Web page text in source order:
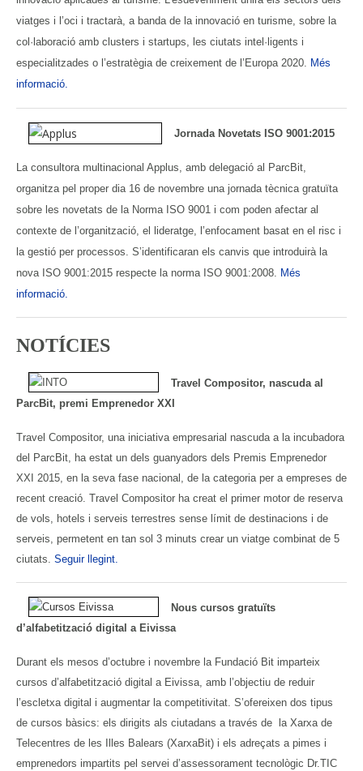
viatges i l’oci i tractarà, a banda de la innovació en turisme, sobre la
col·laboració amb clusters i startups, les ciutats intel·ligents i
especialitzades o l’estratègia de creixement de l’Europa 2020. Més
informació.
Jornada Novetats ISO 9001:2015
La consultora multinacional Applus, amb delegació al ParcBit,
organitza pel proper dia 16 de novembre una jornada tècnica gratuïta
sobre les novetats de la Norma ISO 9001 i com poden afectar al
contexte de l’organització, el lideratge, l’enfocament basat en el risc i
la gestió per processos. S’identificaran els canvis que introduirà la
nova ISO 9001:2015 respecte la norma ISO 9001:2008. Més
informació.
NOTÍCIES
Travel Compositor, nascuda al
ParcBit, premi Emprenedor XXI
Travel Compositor, una iniciativa empresarial nascuda a la incubadora
del ParcBit, ha estat un dels guanyadors dels Premis Emprenedor
XXI 2015, en la seva fase nacional, de la categoria per a empreses de
recent creació. Travel Compositor ha creat el primer motor de reserva
de vols, hotels i serveis terrestres sense límit de destinacions i de
serveis, permetent en tan sol 3 minuts crear un viatge combinat de 5
ciutats. Seguir llegint.
Nous cursos gratuïts
d’alfabetització digital a Eivissa
Durant els mesos d’octubre i novembre la Fundació Bit imparteix
cursos d’alfabetització digital a Eivissa, amb l’objectiu de reduir
l’escletxa digital i augmentar la competitivitat. S’ofereixen dos tipus
de cursos bàsics: els dirigits als ciutadans a través de la Xarxa de
Telecentres de les Illes Balears (XarxaBit) i els adreçats a pimes i
emprenedors impartits pel servei d’assessorament tecnològic Dr.TIC